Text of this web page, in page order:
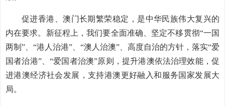
促进香港、澳门长期繁荣稳定，是中华民族伟大复兴的
内在要求。新征程上，我们要全面准确、坚定不移贯彻“一国
两制”、“港人治港”、“澳人治澳”、高度自治的方针，落实“爱
国者治港”、“爱国者治澳”原则，提升港澳依法治理效能，促
进港澳经济社会发展，支持港澳更好融入和服务国家发展大
局。